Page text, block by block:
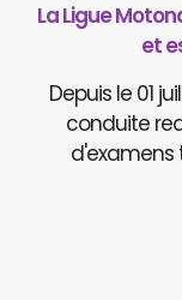
La Ligue
et
Depuis le 01
conduite
d'examens